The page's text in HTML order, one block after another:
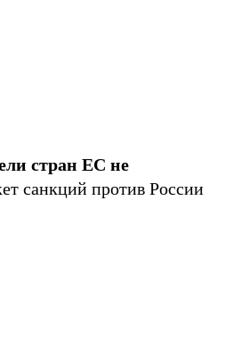
стран ЕС не
санкций против России